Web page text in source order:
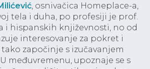
, osnivačica Homeplace-a,
tela i duha, po profesiji je prof.
i hispanskih književnosti, no od
interesovanje za pokret i
tako započinje s izučavanjem
međuvremenu, upoznaje se s